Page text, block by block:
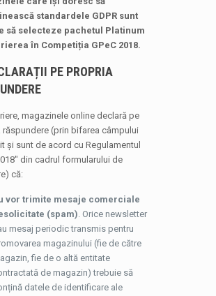
standardele GDPR sunt
să selecteze pachetul Platinum
în Competiția GPeC 2018.
PE PROPRIA
magazinele online declară pe
răspundere (prin bifarea câmpului
și sunt de acord cu Regulamentul
din cadrul formularului de
că:
vor trimite mesaje comerciale
(spam). Orice newsletter
mesaj periodic transmis pentru
magazinului (fie de către
fie de o altă entitate
de magazin) trebuie să
datele de identificare ale